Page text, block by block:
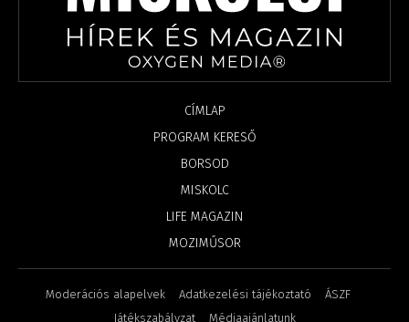
CÍMLAP
PROGRAM KERESŐ
BORSOD
MISKOLC
LIFE MAGAZIN
MOZIMŰSOR
Moderációs alapelvek Adatkezelési tájékoztató
ÁSZF
Játékszabályzat
Médiaajánlatunk